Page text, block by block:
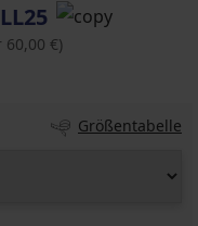
€)
Größentabelle